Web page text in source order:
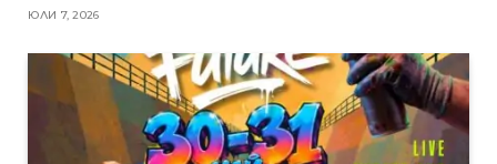
ЮЛИ 7, 2026